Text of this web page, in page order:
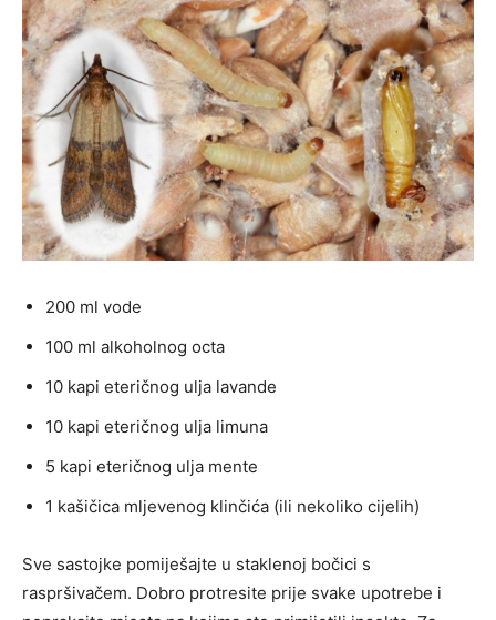
200 ml vode
100 ml alkoholnog octa
10 kapi eteričnog ulja lavande
10 kapi eteričnog ulja limuna
5 kapi eteričnog ulja mente
1 kašičica mljevenog klinčića (ili nekoliko cijelih)
Sve sastojke pomiješajte u staklenoj bočici s
raspršivačem. Dobro protresite prije svake upotrebe i